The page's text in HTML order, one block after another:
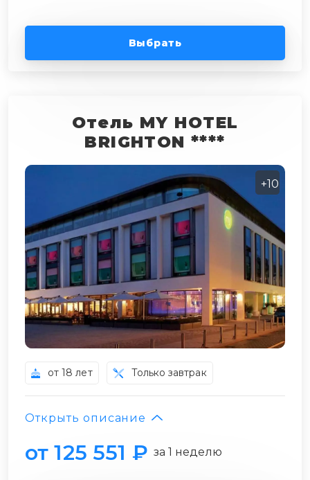
Выбрать
Отель MY HOTEL
BRIGHTON ****
+10
от 18 лет Только завтрак
Открыть описание
от 125 551 ₽ за 1 неделю